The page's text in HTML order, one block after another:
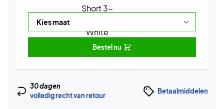
Bestel nu
30 dagen
volledig recht van retour
Betaalmiddelen